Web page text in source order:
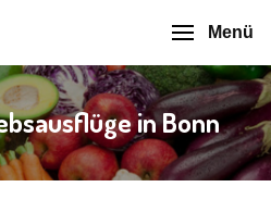
Menü
in Bonn